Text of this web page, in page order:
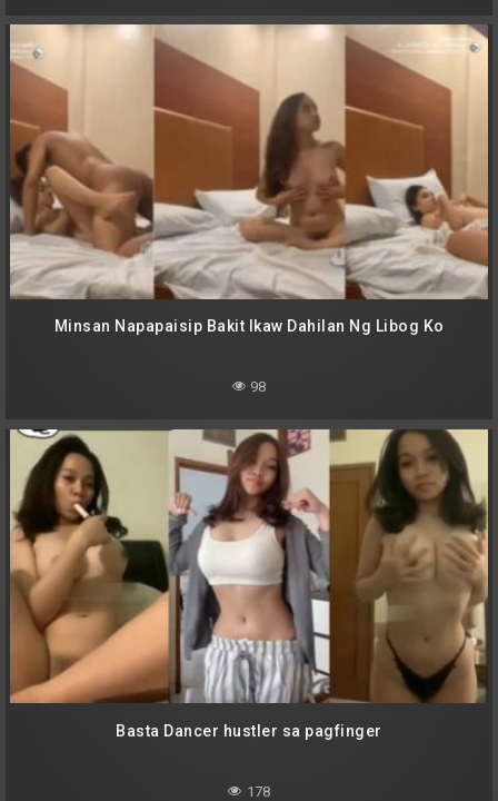
Minsan Napapaisip Bakit Ikaw Dahilan Ng Libog Ko
98
Basta Dancer hustler sa pagfinger
178